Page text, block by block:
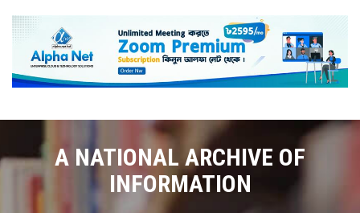
A NATIONAL ARCHIVE OF
INFORMATION